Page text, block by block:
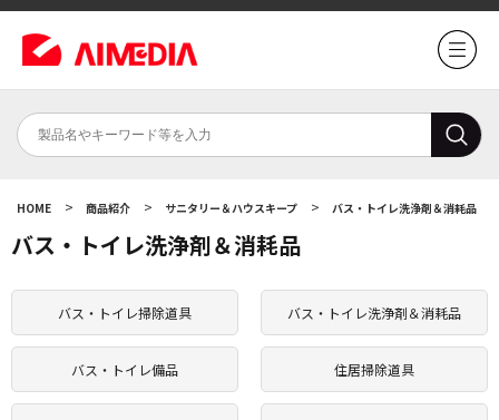
HOME > 商品紹介 > サニタリー＆ハウスキープ > バス・トイレ洗浄剤＆消耗品
バス・トイレ洗浄剤＆消耗品
バス・トイレ掃除道具 バス・トイレ洗浄剤＆消耗品
バス・トイレ備品 住居掃除道具